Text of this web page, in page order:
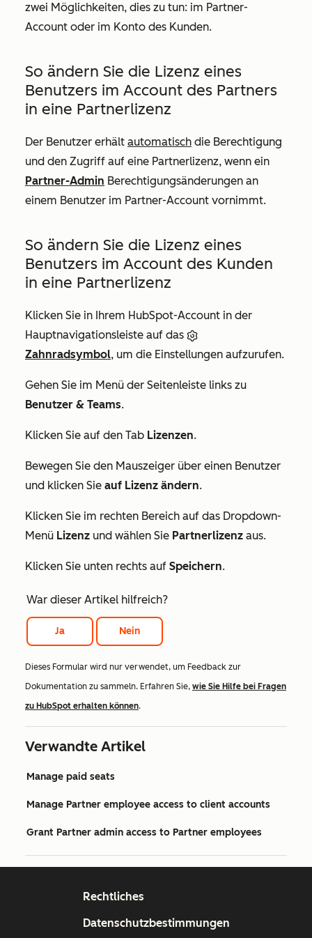
zwei Möglichkeiten, dies zu tun: im Partner-
Account oder im Konto des Kunden.
So ändern Sie die Lizenz eines
Benutzers im Account des Partners
in eine Partnerlizenz
Der Benutzer erhält automatisch die Berechtigung
und den Zugriff auf eine Partnerlizenz, wenn ein
Partner-Admin Berechtigungsänderungen an
einem Benutzer im Partner-Account vornimmt.
So ändern Sie die Lizenz eines
Benutzers im Account des Kunden
in eine Partnerlizenz
Klicken Sie in Ihrem HubSpot-Account in der
Hauptnavigationsleiste auf das
Zahnradsymbol, um die Einstellungen aufzurufen.
Gehen Sie im Menü der Seitenleiste links zu
Benutzer & Teams.
Klicken Sie auf den Tab Lizenzen.
Bewegen Sie den Mauszeiger über einen Benutzer
und klicken Sie auf Lizenz ändern.
Klicken Sie im rechten Bereich auf das Dropdown-
Menü Lizenz und wählen Sie Partnerlizenz aus.
Klicken Sie unten rechts auf Speichern.
War dieser Artikel hilfreich?
Ja Nein
Dieses Formular wird nur verwendet, um Feedback zur
Dokumentation zu sammeln. Erfahren Sie, wie Sie Hilfe bei Fragen
zu HubSpot erhalten können.
Verwandte Artikel
Manage paid seats
Manage Partner employee access to client accounts
Grant Partner admin access to Partner employees
Rechtliches
Datenschutzbestimmungen